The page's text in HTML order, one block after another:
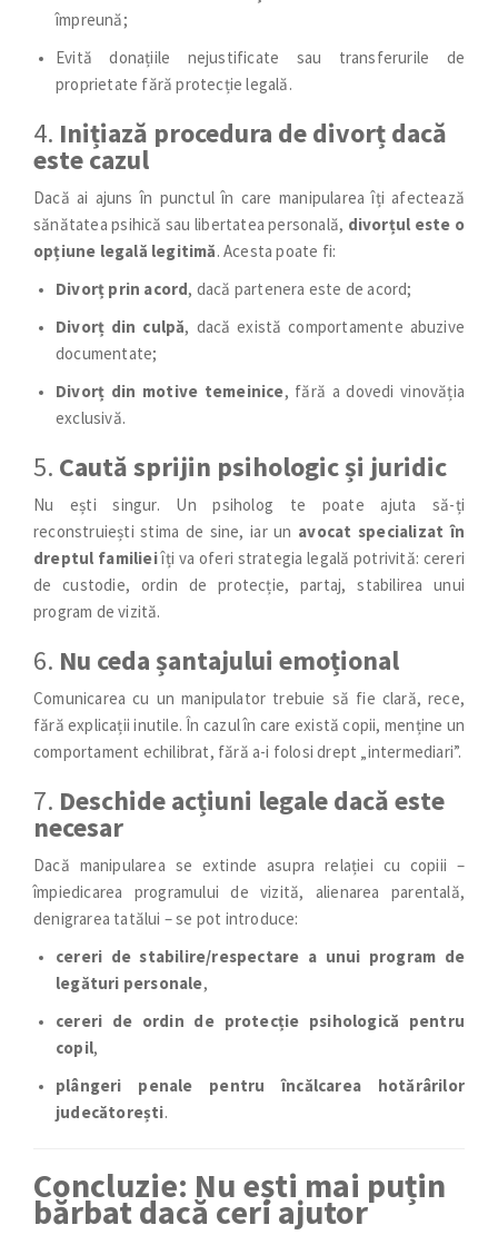
împreună;
Evită donațiile nejustificate sau transferurile de
proprietate fără protecție legală.
4. Inițiază procedura de divorț dacă
este cazul
Dacă ai ajuns în punctul în care manipularea îți afectează
sănătatea psihică sau libertatea personală, divorțul este o
opțiune legală legitimă. Acesta poate fi:
Divorț prin acord, dacă partenera este de acord;
Divorț din culpă, dacă există comportamente abuzive
documentate;
Divorț din motive temeinice, fără a dovedi vinovăția
exclusivă.
5. Caută sprijin psihologic și juridic
Nu ești singur. Un psiholog te poate ajuta să-ți
reconstruiești stima de sine, iar un avocat specializat în
dreptul familieiîți va oferi strategia legală potrivită: cereri
de custodie, ordin de protecție, partaj, stabilirea unui
program de vizită.
6. Nu ceda șantajului emoțional
Comunicarea cu un manipulator trebuie să fie clară, rece,
fără explicații inutile. În cazul în care există copii, menține un
comportament echilibrat, fără a-i folosi drept „intermediari”.
7. Deschide acțiuni legale dacă este
necesar
Dacă manipularea se extinde asupra relației cu copiii –
împiedicarea programului de vizită, alienarea parentală,
denigrarea tatălui – se pot introduce:
cereri de stabilire/respectare a unui program de
legături personale,
cereri de ordin de protecție psihologică pentru
copil,
plângeri penale pentru încălcarea hotărârilor
judecătorești.
Concluzie: Nu ești mai puțin
bărbat dacă ceri ajutor